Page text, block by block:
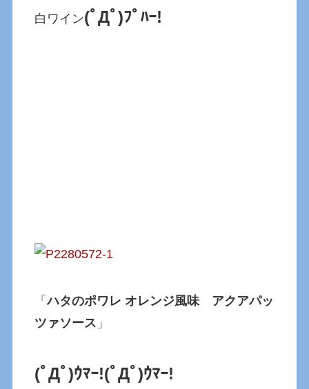
白ワイン(ﾟДﾟ)ﾌﾟﾊｰ!
「ハタのポワレ オレンジ風味 アクアパッ
ツァソース 」
(ﾟДﾟ)ｳﾏｰ!(ﾟДﾟ)ｳﾏｰ!